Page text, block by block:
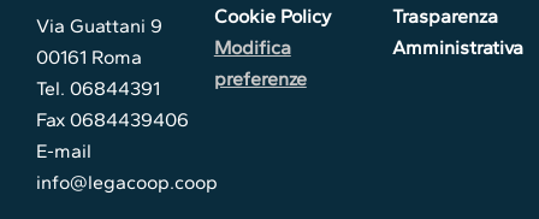
Via Guattani 9
00161 Roma
Tel. 06844391
Fax 0684439406
E-mail
info@legacoop.coop
Cookie Policy
Modifica
preferenze
Trasparenza
Amministrativa